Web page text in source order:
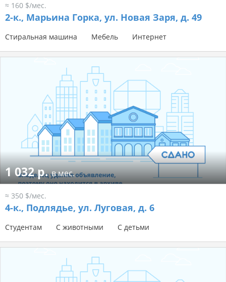
≈ 160 $/мес.
2-к., Марьина Горка, ул. Новая Заря, д. 49
Стиральная машина Мебель Интернет
1 032 р.в мес.
≈ 350 $/мес.
4-к., Подлядье, ул. Луговая, д. 6
Студентам С животными С детьми